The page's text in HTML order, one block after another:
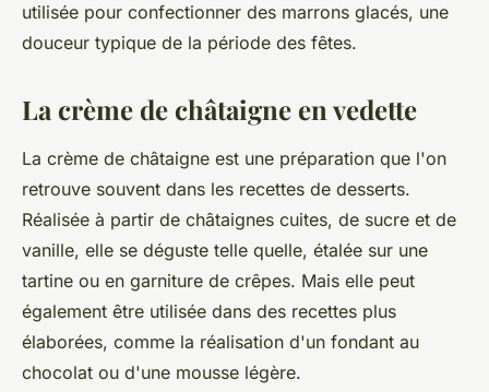
utilisée pour confectionner des marrons glacés, une
douceur typique de la période des fêtes.
La crème de châtaigne en vedette
La crème de châtaigne est une préparation que l'on
retrouve souvent dans les recettes de desserts.
Réalisée à partir de châtaignes cuites, de sucre et de
vanille, elle se déguste telle quelle, étalée sur une
tartine ou en garniture de crêpes. Mais elle peut
également être utilisée dans des recettes plus
élaborées, comme la réalisation d'un fondant au
chocolat ou d'une mousse légère.